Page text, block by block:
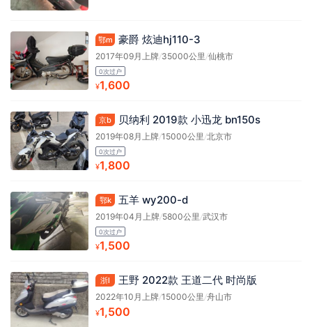
鄂m 豪爵 炫迪hj110-3
2017年09月上牌/35000公里/仙桃市
0次过户
¥1,600
京b 贝纳利 2019款 小迅龙 bn150s
2019年08月上牌/15000公里/北京市
0次过户
¥1,800
鄂k 五羊 wy200-d
2019年04月上牌/5800公里/武汉市
0次过户
¥1,500
浙l 王野 2022款 王道二代 时尚版
2022年10月上牌/15000公里 /舟山市
¥1,500